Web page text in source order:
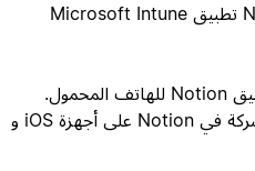
هذا متاح فقط في الخطة المؤسسية. تدعم Notion تطبيق Microsoft Intune
يمكن لـ Microsoft Intune تطبيق سياسات أمان على تطبيق Notion للهاتف المحمول.
يساعد هذا فرق تكنولوجيا المعلومات على حماية بيانات الشركة في Notion على أجهزة iOS و